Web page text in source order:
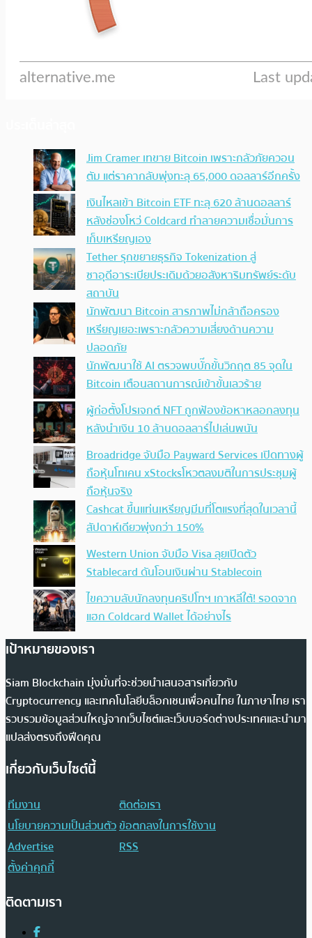
Jim Cramer เทขาย Bitcoin เพราะกลัวภัยควอน
ตัม แต่ราคากลับพุ่งทะลุ 65,000 ดอลลาร์อีกครั้ง
เงินไหลเข้า Bitcoin ETF ทะลุ 620 ล้านดอลลาร์
หลังช่องโหว่ Coldcard ทำลายความเชื่อมั่นการ
เก็บเหรียญเอง
Tether รุกขยายธุรกิจ Tokenization สู่
ซาอุดีอาระเบียประเดิมด้วยอสังหาริมทรัพย์ระดับ
สถาบัน
นักพัฒนา Bitcoin สารภาพไม่กล้าถือครอง
เหรียญเยอะเพราะกลัวความเสี่ยงด้านความ
ปลอดภัย
นักพัฒนาใช้ AI ตรวจพบบั๊กขั้นวิกฤต 85 จุดใน
Bitcoin เตือนสถานการณ์เข้าขั้นเลวร้าย
ผู้ก่อตั้งโปรเจกต์ NFT ถูกฟ้องข้อหาหลอกลงทุน
หลังนำเงิน 10 ล้านดอลลาร์ไปเล่นพนัน
Broadridge จับมือ Payward Services เปิดทางผู้
ถือหุ้นโทเคน xStocksโหวตลงมติในการประชุมผู้
ถือหุ้นจริง
Cashcat ขึ้นแท่นเหรียญมีมที่โตแรงที่สุดในเวลานี้
สัปดาห์เดียวพุ่งกว่า 150%
Western Union จับมือ Visa ลุยเปิดตัว
Stablecard ดันโอนเงินผ่าน Stablecoin
ไขความลับนักลงทุนคริปโทฯ เกาหลีใต้! รอดจาก
แฮก Coldcard Wallet ได้อย่างไร
เป้าหมายของเรา
Siam Blockchain มุ่งมั่นที่จะช่วยนำเสนอสารเกี่ยวกับ
Cryptocurrency และเทคโนโลยีบล็อกเชนเพื่อคนไทย ในภาษาไทย เรา
รวบรวมข้อมูลส่วนใหญ่จากเว็บไซต์และเว็บบอร์ดต่างประเทศและนำมา
แปลส่งตรงถึงฟีดคุณ
เกี่ยวกับเว็บไซต์นี้
ทีมงาน
ติดต่อเรา
นโยบายความเป็นส่วนตัวข้อตกลงในการใช้งาน
Advertise
RSS
ตั้งค่าคุกกี้
ติดตามเรา